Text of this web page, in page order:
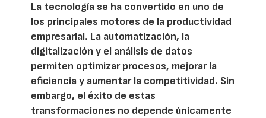
La tecnología se ha convertido en uno de
los principales motores de la productividad
empresarial. La automatización, la
digitalización y el análisis de datos
permiten optimizar procesos, mejorar la
eficiencia y aumentar la competitividad. Sin
embargo, el éxito de estas
transformaciones no depende únicamente